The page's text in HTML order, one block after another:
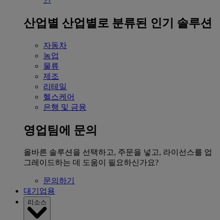
산업별 산업별로 분류된 인기 솔루션
자동차
농업
물류
제조
리테일
헬스케어
은행 및 금융
영업팀에 문의
올바른 솔루션을 선택하고, 주문을 넣고, 라이선스를 업
그레이드하는 데 도움이 필요하신가요?
문의하기
대기업용
리소스